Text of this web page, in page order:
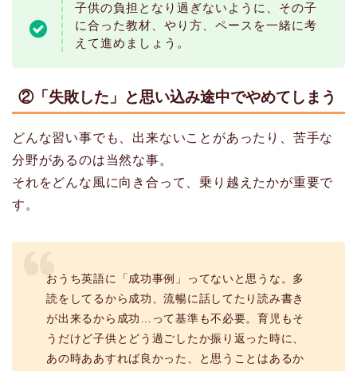
子供の負担となり過ぎないように、その子
に合った教材、やり方、ペースを一緒に考
えて進めましょう。
②「失敗した」と思い込み途中でやめてしまう
どんな習い事でも、出来ないことがあったり、苦手な
分野があるのは当然な事。
それをどんな風に向き合って、乗り越えたかが重要で
す。
おうち英語に「成功事例」ってないと思うな。多
読をしてるから成功、流暢に話してたり読み書き
が出来るから成功…って基準も不必要。育児もそ
うだけど子供とどう過ごしたか振り返った時に、
あの時ああすれば良かった、と思うことはあるか